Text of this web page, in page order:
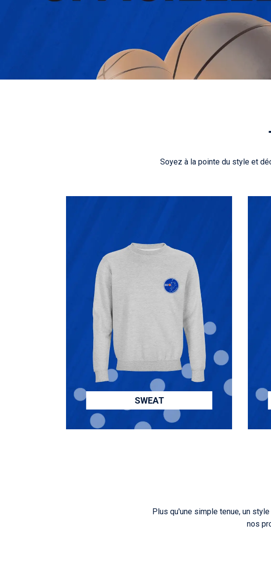
Soyez à la pointe du style et
SWEAT
Plus qu'une simple tenue, un
nos